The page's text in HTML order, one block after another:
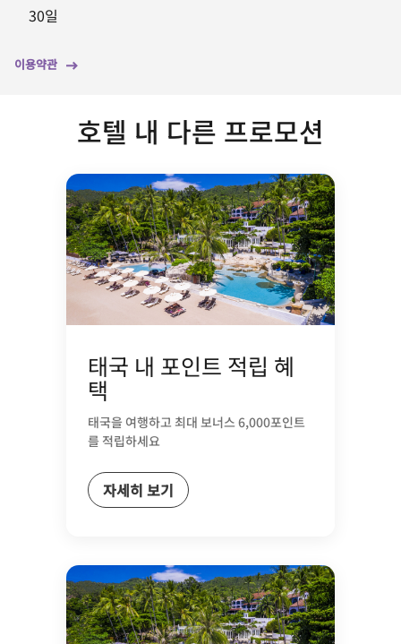
30일
이용약관
호텔 내 다른 프로모션
태국 내 포인트 적립 혜
택
태국을 여행하고 최대 보너스 6,000포인트
를 적립하세요
자세히 보기